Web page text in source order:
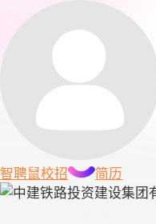
智聘鼠校招 简历